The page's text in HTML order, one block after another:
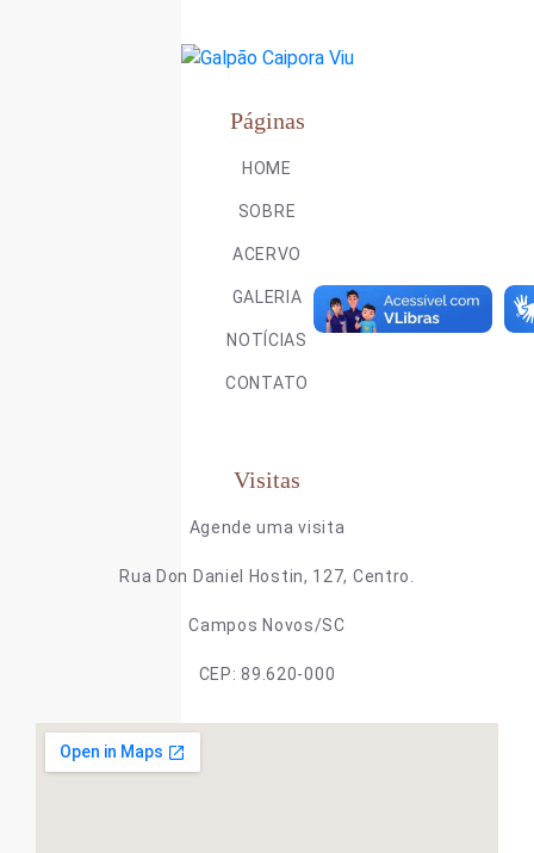
Páginas
HOME
SOBRE
ACERVO
GALERIA
NOTÍCIAS
CONTATO
Visitas
Agende uma visita
Rua Don Daniel Hostin, 127, Centro.
Campos Novos/SC
CEP: 89.620-000